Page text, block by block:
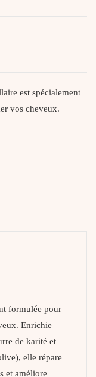
est spécialement
vos cheveux.
formulée pour
Enrichie
de karité et
elle répare
et améliore